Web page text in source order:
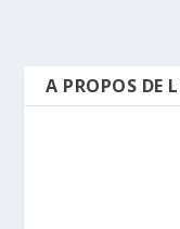
A PROPOS DE